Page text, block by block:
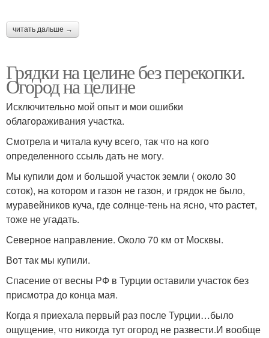
читать дальше →
Грядки на целине без перекопки.
Огород на целине
Исключительно мой опыт и мои ошибки
облагораживания участка.
Смотрела и читала кучу всего, так что на кого
определенного ссыль дать не могу.
Мы купили дом и большой участок земли ( около 30
соток), на котором и газон не газон, и грядок не было,
муравейников куча, где солнце-тень на ясно, что растет,
тоже не угадать.
Северное направление. Около 70 км от Москвы.
Вот так мы купили.
Спасение от весны РФ в Турции оставили участок без
присмотра до конца мая.
Когда я приехала первый раз после Турции…было
ощущение, что никогда тут огород не развести.И вообще